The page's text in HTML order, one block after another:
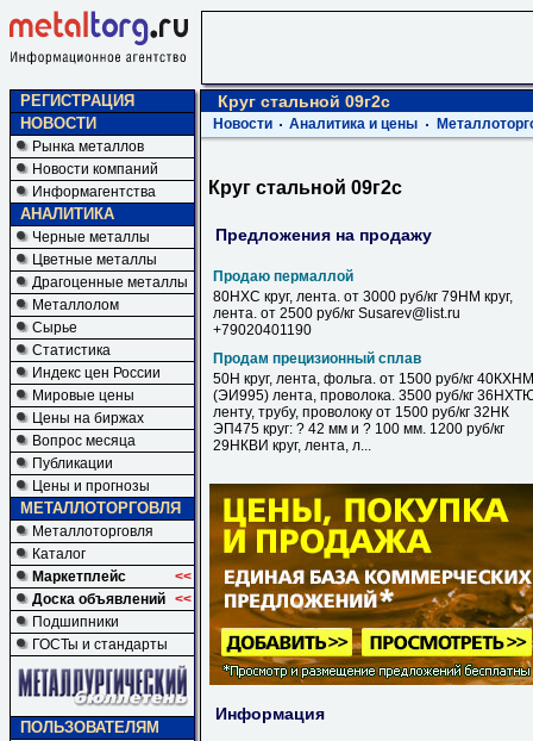
РЕГИСТРАЦИЯ
НОВОСТИ
Рынка металлов
Новости компаний
Информагентства
АНАЛИТИКА
Черные металлы
Цветные металлы
Драгоценные металлы
Металлолом
Сырье
Статистика
Индекс цен России
Мировые цены
Цены на биржах
Вопрос месяца
Публикации
Цены и прогнозы
МЕТАЛЛОТОРГОВЛЯ
Металлоторговля
Каталог
Маркетплейс
<<
Доска объявлений <<
Подшипники
ГОСТы и стандарты
ПОЛЬЗОВАТЕЛЯМ
Круг стальной 09г2с
Новости Аналитика и цены
Круг стальной 09г2с
Предложения на продажу
Продаю пермаллой
80НХС круг, лента. от 3000 руб/кг 79НМ круг,
лента. от 2500 руб/кг Susarev@list.ru
+79020401190
Продам прецизионный сплав
50Н круг, лента, фольга. от 1500 руб/кг 40КХНМ
(ЭИ995) лента, проволока. 3500 руб/кг
ленту, трубу, проволоку от 1500 руб/кг 32НК
ЭП475 круг: ? 42 мм и ? 100 мм. 1200 руб/кг
29НКВИ круг, лента, л...
Информация